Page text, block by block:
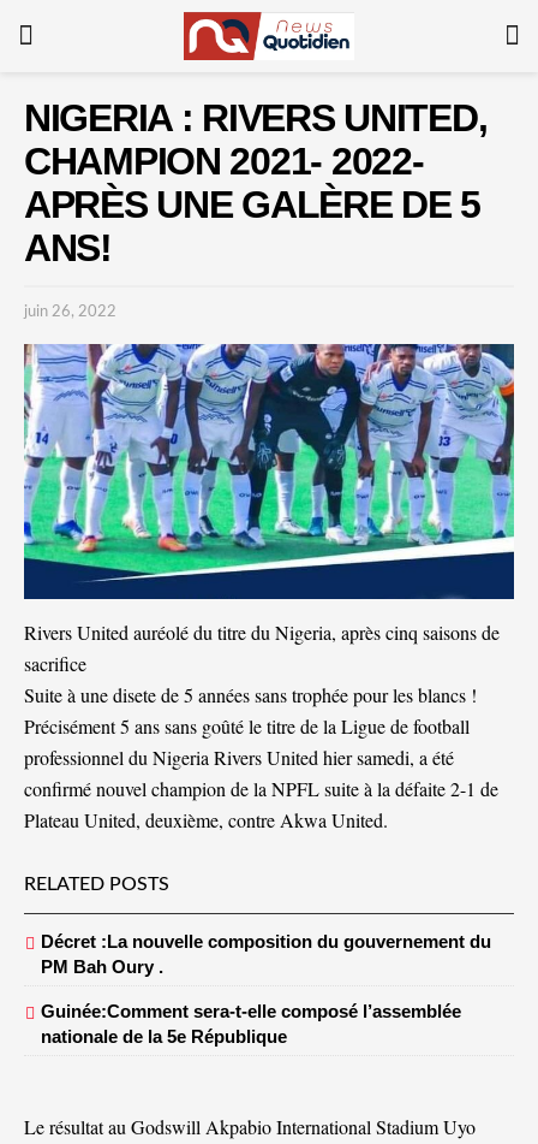
NIGERIA : RIVERS UNITED,
CHAMPION 2021- 2022-
APRÈS UNE GALÈRE DE 5
ANS!
juin 26, 2022
Rivers United auréolé du titre du Nigeria, après cinq saisons de
sacrifice
Suite à une disete de 5 années sans trophée pour les blancs !
Précisément 5 ans sans goûté le titre de la Ligue de football
professionnel du Nigeria Rivers United hier samedi, a été
confirmé nouvel champion de la NPFL suite à la défaite 2-1 de
Plateau United, deuxième, contre Akwa United.
RELATED POSTS
Décret :La nouvelle composition du gouvernement du
PM Bah Oury .
Guinée:Comment sera-t-elle composé l’assemblée
nationale de la 5e République
Le résultat au Godswill Akpabio International Stadium Uyo